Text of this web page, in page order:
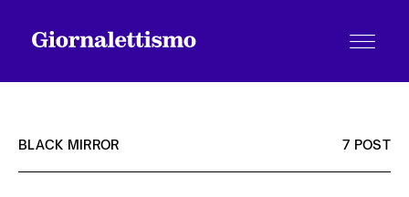
BLACK MIRROR 7 POST